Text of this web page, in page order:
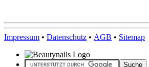
Impressum • Datenschutz • AGB • Sitemap